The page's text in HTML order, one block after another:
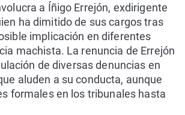
a Íñigo Errejón, exdirigente
ha dimitido de sus cargos tras
implicación en diferentes
machista. La renuncia de Errejón
de diversas denuncias en
aluden a su conducta, aunque
formales en los tribunales hasta